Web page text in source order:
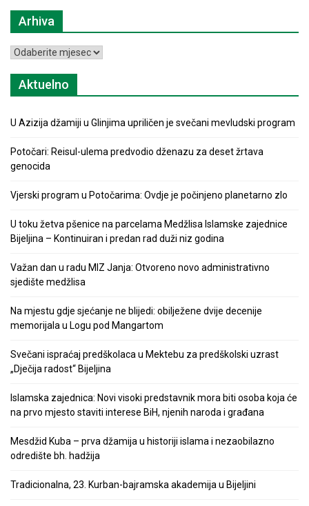
Arhiva
Arhiva
Aktuelno
U Azizija džamiji u Glinjima upriličen je svečani mevludski program
Potočari: Reisul-ulema predvodio dženazu za deset žrtava
genocida
Vjerski program u Potočarima: Ovdje je počinjeno planetarno zlo
U toku žetva pšenice na parcelama Medžlisa Islamske zajednice
Bijeljina – Kontinuiran i predan rad duži niz godina
Važan dan u radu MIZ Janja: Otvoreno novo administrativno
sjedište medžlisa
Na mjestu gdje sjećanje ne blijedi: obilježene dvije decenije
memorijala u Logu pod Mangartom
Svečani ispraćaj predškolaca u Mektebu za predškolski uzrast
„Dječija radost“ Bijeljina
Islamska zajednica: Novi visoki predstavnik mora biti osoba koja će
na prvo mjesto staviti interese BiH, njenih naroda i građana
Mesdžid Kuba – prva džamija u historiji islama i nezaobilazno
odredište bh. hadžija
Tradicionalna, 23. Kurban-bajramska akademija u Bijeljini